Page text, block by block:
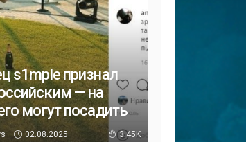
s1mple признал
— на
могут посадить
02.08.2025 3.45K